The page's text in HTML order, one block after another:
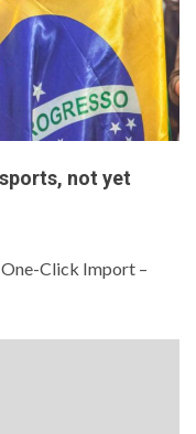
not yet
Click Import –